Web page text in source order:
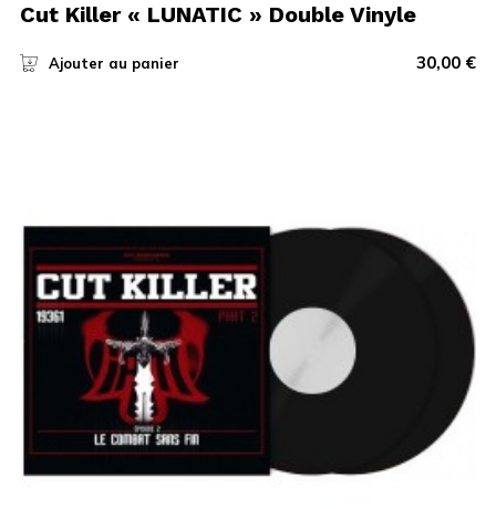
Cut Killer « LUNATIC » Double Vinyle
Ajouter au panier 30,00 €